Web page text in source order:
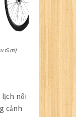
tầm)
lịch nổi
cảnh